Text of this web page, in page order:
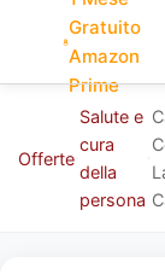
Gratuito
Amazon
Prime
Offerte
Salute e
cura
della
persona